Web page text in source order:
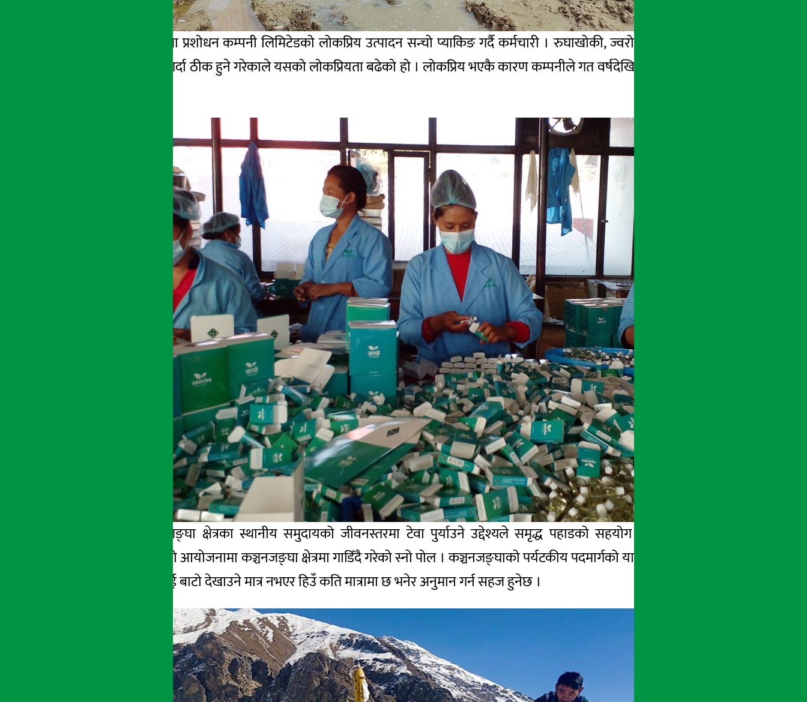
जडिबुटी उत्पादन तथा प्रशोधन कम्पनी लिमिटेडको लोकप्रिय उत्पादन सन्चो प्याकिङ गर्दै कर्मचारी । रुघाखोकी, ज्वरो, जीउ तथा हाडजोर्नी समस्या
हुनेले यसको प्रयोग गर्दा ठीक हुने गरेकाले यसको लोकप्रियता बढेको हो । लोकप्रिय भएकै कारण कम्पनीले गत वर्षदेखि सन्चोको उत्पादनमा दोब्बरले
ताप्लेजुङको कञ्चनजङ्घा क्षेत्रका स्थानीय समुदायको जीवनस्तरमा टेवा पुर्याउने उद्देश्यले समृद्ध पहाडको सहयोग र कञ्चनजङ्घा संरक्षण क्षेत्र
व्यवस्थापन परिषद्को आयोजनामा कञ्चनजङ्घा क्षेत्रमा गाडिँदै गरेको स्नो पोल । कञ्चनजङ्घाको पर्यटकीय पदमार्गको यात्रामा पोल गाडेपछि बाह्य तथा
आन्तरिक पर्यटकलाई बाटो देखाउने मात्र नभएर हिउँ कति मात्रामा छ भनेर अनुमान गर्न सहज हुनेछ ।